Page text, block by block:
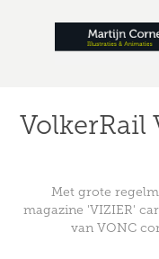
VolkerRail
Met grote
magazine 'VIZIER'
van VONC